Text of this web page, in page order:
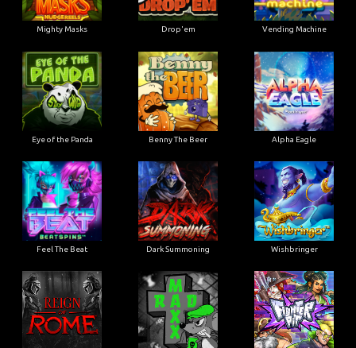
Mighty Masks Drop'em Vending Machine
Eye of the Panda Benny The Beer Alpha Eagle
Feel The Beat Dark Summoning Wishbringer